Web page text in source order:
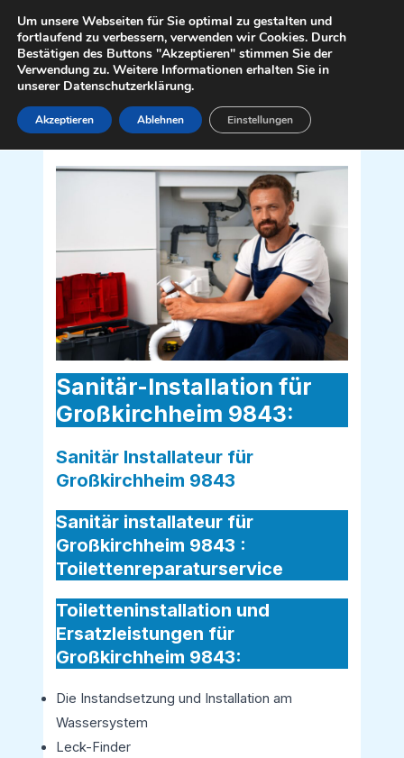
Inhalt
springen
Sanitär Installateur für Großkirchheim
Sanitär-Installation für
Großkirchheim 9843:
Sanitär Installateur für
Großkirchheim 9843
Sanitär installateur für
Großkirchheim 9843 :
Toilettenreparaturservice
Toiletteninstallation und
Ersatzleistungen für
Großkirchheim 9843:
Die Instandsetzung und Installation am
Wassersystem
Leck-Finder
Um unsere Webseiten für Sie optimal zu gestalten und
fortlaufend zu verbessern, verwenden wir Cookies. Durch
Bestätigen des Buttons "Akzeptieren" stimmen Sie der
Verwendung zu. Weitere Informationen erhalten Sie in
unserer Datenschutzerklärung.
Akzeptieren Ablehnen Einstellungen